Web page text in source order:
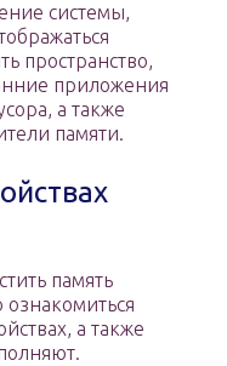
системы,
пространство,
приложения
а также
памяти.
память
а также